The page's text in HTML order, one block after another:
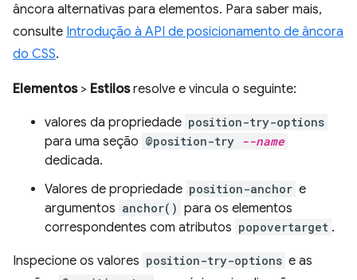
âncora alternativas para elementos. Para saber mais,
consulte Introdução à API de posicionamento de âncora
do CSS.
Elementos> Estilosresolve e vincula o seguinte:
valores da propriedade position-try-options
para uma seção @position-try --name
dedicada.
Valores de propriedade position-anchor e
argumentos anchor() para os elementos
correspondentes com atributos popovertarget .
Inspecione os valores position-try-options e as